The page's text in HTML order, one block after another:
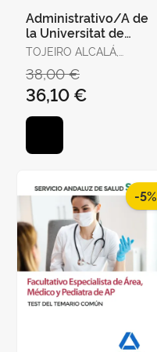
Administrativo/A de
la Universitat de
València. Temario,
Test y Supuestos
Prácti
TOJEIRO ALCALÁ,
38,00 €
36,10 €
-5%